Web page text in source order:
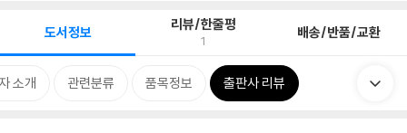
도서정보 리뷰/한줄평
1 배송/반품/교환
소개 관련분류 품목정보 출판사 리뷰